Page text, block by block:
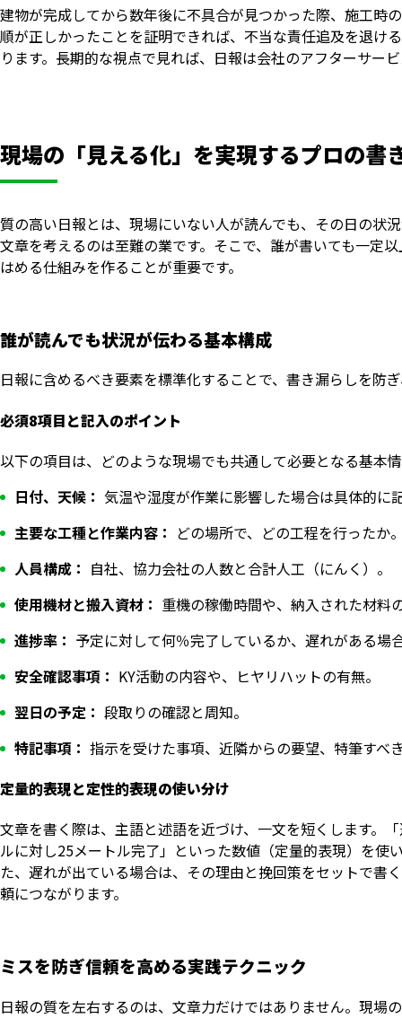
建物が完成してから数年後に不具合が見つかった際、施工時
順が正しかったことを証明できれば、不当な責任追及を退け
ります。長期的な視点で見れば、日報は会社のアフターサー
現場の「見える化」を実現するプロの書
質の高い日報とは、現場にいない人が読んでも、その日の状
文章を考えるのは至難の業です。そこで、誰が書いても一定
はめる仕組みを作ることが重要です。
誰が読んでも状況が伝わる基本構成
日報に含めるべき要素を標準化することで、書き漏らしを防
必須8項目と記入のポイント
以下の項目は、どのような現場でも共通して必要となる基本
日付、天候： 気温や湿度が作業に影響した場合は具体的に
主要な工種と作業内容： どの場所で、どの工程を行ったか
人員構成： 自社、協力会社の人数と合計人工（にんく）。
使用機材と搬入資材： 重機の稼働時間や、納入された材料
進捗率： 予定に対して何％完了しているか、遅れがある場
安全確認事項： KY活動の内容や、ヒヤリハットの有無。
翌日の予定： 段取りの確認と周知。
特記事項： 指示を受けた事項、近隣からの要望、特筆すべ
定量的表現と定性的表現の使い分け
文章を書く際は、主語と述語を近づけ、一文を短くします。
ルに対し25メートル完了」といった数値（定量的表現）を使
た、遅れが出ている場合は、その理由と挽回策をセットで書
頼につながります。
ミスを防ぎ信頼を高める実践テクニック
日報の質を左右するのは、文章力だけではありません。現場